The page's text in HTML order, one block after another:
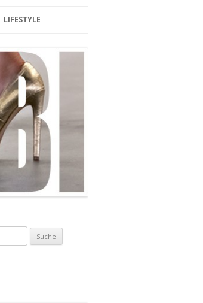
LIFESTYLE
LIFESTYLE/TRAVEL
SPA/ SAUNA
HOTEL & WELLNESS
INTERIOR
BERLIN
EVENTS
ZUCKERFREI